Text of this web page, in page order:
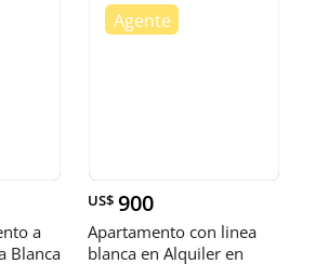
a
Blanca
US$ 900
Apartamento con linea
blanca en Alquiler en